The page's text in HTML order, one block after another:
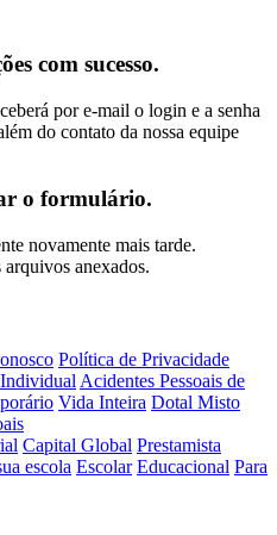
com sucesso.
por e-mail o login e a senha
do contato da nossa equipe
o formulário.
novamente mais tarde.
anexados.
Política de Privacidade
Acidentes Pessoais de
Vida Inteira Dotal Misto
Capital Global Prestamista
escola Escolar Educacional Para